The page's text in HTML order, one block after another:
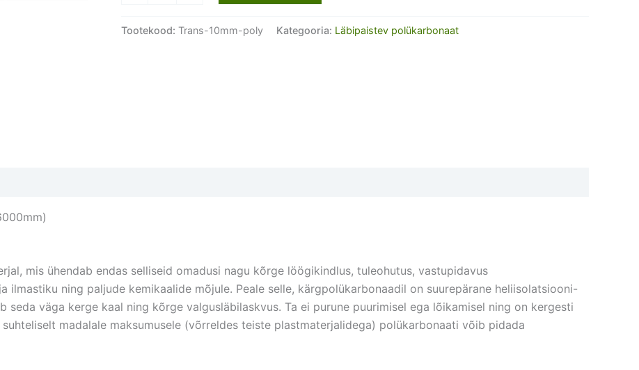
10mm
Tootekood: Trans-10mm-poly Kategooria: Läbipaistev polükarbonaat
mis ühendab endas selliseid omadusi nagu kõrge löögikindlus, tuleohutus, vastupidavus
ilmastiku ning paljude kemikaalide mõjule. Peale selle, kärgpolükarbonaadil on suurepärane heliisolatsiooni-
seda väga kerge kaal ning kõrge valgusläbilaskvus. Ta ei purune puurimisel ega lõikamisel ning on kergesti
madalale maksumusele (võrreldes teiste plastmaterjalidega) polükarbonaati võib pidada